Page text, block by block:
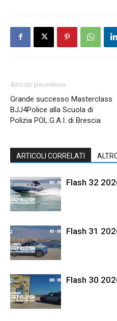
Articolo precedente
Grande successo Masterclass
BJJ4Police alla Scuola di
Polizia POL.G.A.I. di Brescia
ARTICOLI CORRELATI
Flash 32
Flash 31
Flash 30